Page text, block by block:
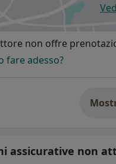
non offre
fare adesso?
assicurative non